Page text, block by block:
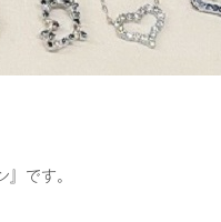
』です。